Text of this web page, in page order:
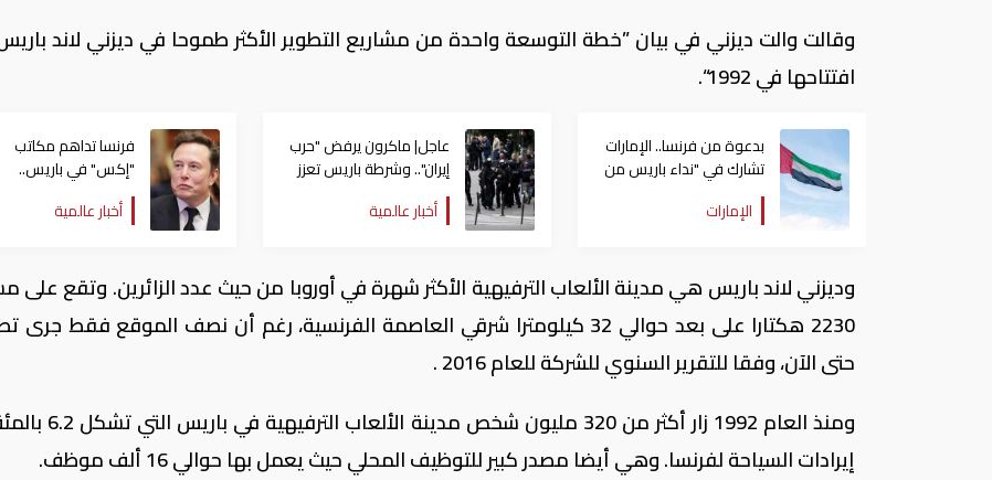
وقالت والت ديزني في بيان ”خطة التوسعة واحدة من مشاريع التطوير الأكثر طموحا في ديزني لاند
افتتاحها في 1992“.
بدعوة من فرنسا.. الإمارات
تشارك في "نداء باريس من
أجل حل الدولتين 2"
الإمارات
عاجل| ماكرون يرفض "حرب
إيران".. وشرطة باريس تعزز
إجراءاتها وسط تهديد
إرهابي
أخبار عالمية
فرنسا تداهم مكاتب
"إكس" في باريس..
والمدعي العام يستدعي
إيلون ماسك
أخبار عالمية
وديزني لاند باريس هي مدينة الألعاب الترفيهية الأكثر شهرة في أوروبا من حيث عدد الزائرين. وتقع على
2230 هكتارا على بعد حوالي 32 كيلومترا شرقي العاصمة الفرنسية، رغم أن نصف الموقع فقط جرى
حتى الآن، وفقا للتقرير السنوي للشركة للعام 2016 .
ومنذ العام 1992 زار أكثر من 320 مليون شخص
إيرادات السياحة لفرنسا. وهي أيضا مصدر كبير للتوظيف المحلي حيث يعمل بها حوالي 16 ألف موظف.